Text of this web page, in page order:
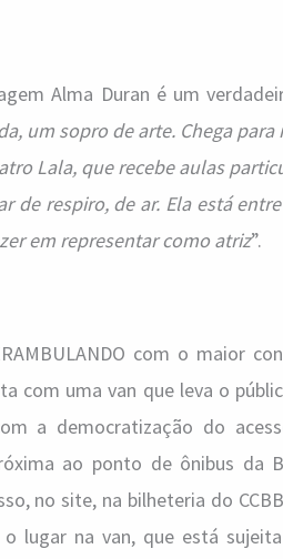
Alma Duran é um
um sopro de arte. Chega
Lala, que recebe aulas
de respiro, de ar. Ela está
em representar como atriz”.
com o maior
com uma van que leva o
a democratização do
ao ponto de ônibus da
no site, na bilheteria do
lugar na van, que está